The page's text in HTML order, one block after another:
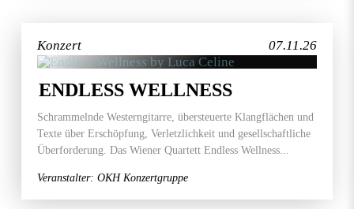
07.11.26
Konzert
ENDLESS WELLNESS
Schrammelnde Westerngitarre, übersteuerte Klangflächen und
Texte über Erschöpfung, Verletzlichkeit und gesellschaftliche
Überforderung. Das Wiener Quartett Endless Wellness...
Veranstalter: OKH Konzertgruppe